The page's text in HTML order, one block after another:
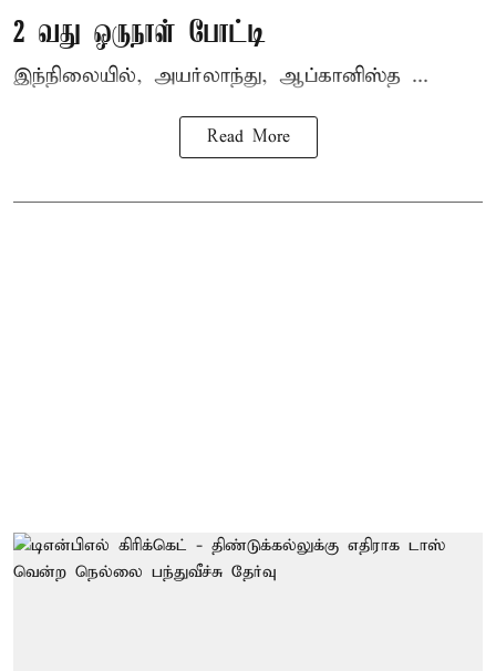
2 வது ஒருநாள் போட்டி
இந்நிலையில், அயர்லாந்து, ஆப்கானிஸ்த ...
Read More